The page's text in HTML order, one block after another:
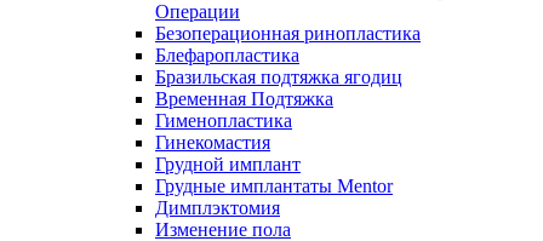
Операции
Безоперационная ринопластика
Блефаропластика
Бразильская подтяжка ягодиц
Временная Подтяжка
Гименопластика
Гинекомастия
Грудной имплант
Грудные имплантаты Mentor
Димплэктомия
Изменение пола